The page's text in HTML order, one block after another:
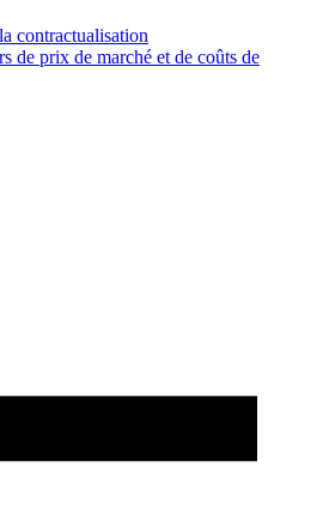
contractualisation
de prix de marché et de coûts de